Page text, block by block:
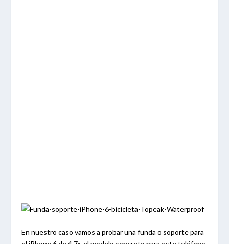
En nuestro caso vamos a probar una funda o soporte para